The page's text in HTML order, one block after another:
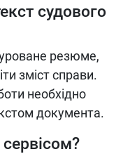
судового
резюме,
зміст справи.
необхідно
документа.